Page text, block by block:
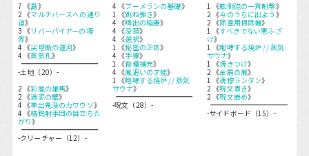
7 《島》
2 《マルチバースへの通り
道》
3 《リバーパイアーの境
界》
4 《尖塔断の運河》
4 《蒸気孔》
-土地（20）-
2 《彩嵐の雄馬》
2 《渦泥の蟹》
4 《神出鬼没のカワウソ》
4 《精鋭射手団の目立ちた
がり》
-クリーチャー（12）-
4 《ブーメランの基礎》
1 《跳ね弾き》
4 《噴出の稲妻》
4 《没頭》
4 《選択》
1 《秘密の正体》
4 《手練》
1 《食糧補充》
4 《嵐追いの才能》
1 《咆哮する焼炉 // 蒸気
サウナ》
-呪文（28）-
1 《舷側砲の一斉射撃》
2 《今のうちに出よう 》
2 《除霊用掃除機》
1 《すべきでない悪ふざ
け》
1 《咆哮する焼炉 // 蒸気
サウナ》
1 《焼きつけ》
2 《金屑の嵐》
1 《魂標ランタン》
2 《呪文貫き》
2 《呪文嵌め》
-サイドボード（15）-